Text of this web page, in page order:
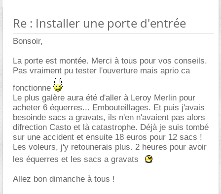
Re : Installer une porte d'entrée
Bonsoir,
La porte est montée. Merci à tous pour vos conseils.
Pas vraiment pu tester l'ouverture mais aprio ca
fonctionne
Le plus galère aura été d'aller à Leroy Merlin pour
acheter 6 équerres... Embouteillages. Et puis j'avais
besoinde sacs a gravats, ils n'en n'avaient pas alors
difrection Casto et là catastrophe. Déjà je suis tombé
sur une accident et ensuite 18 euros pour 12 sacs !
Les voleurs, j'y retounerais plus. 2 heures pour avoir
les équerres et les sacs a gravats
Allez bon dimanche à tous !